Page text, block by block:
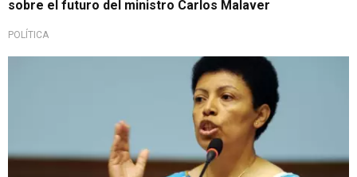
sobre el futuro del ministro Carlos Malaver
POLÍTICA